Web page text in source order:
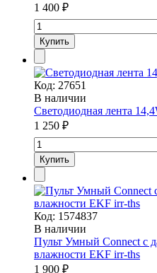
1 400 ₽
Код: 27651
В наличии
Светодиодная лента
1 250 ₽
Код: 1574837
В наличии
Пульт Умный Connect с
влажности EKF irr-ths
1 900 ₽